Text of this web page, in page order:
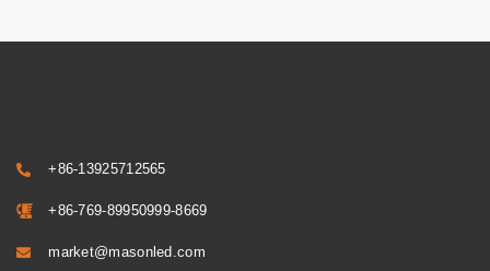
+86-13925712565
+86-769-89950999-8669
market@masonled.com